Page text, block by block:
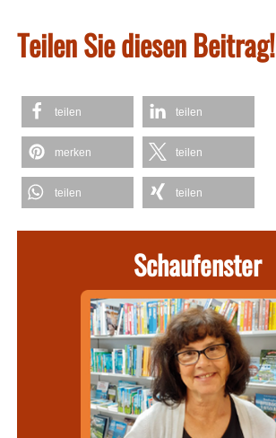
Teilen Sie diesen Beitrag!
teilen teilen
merken teilen
teilen teilen
Schaufenster